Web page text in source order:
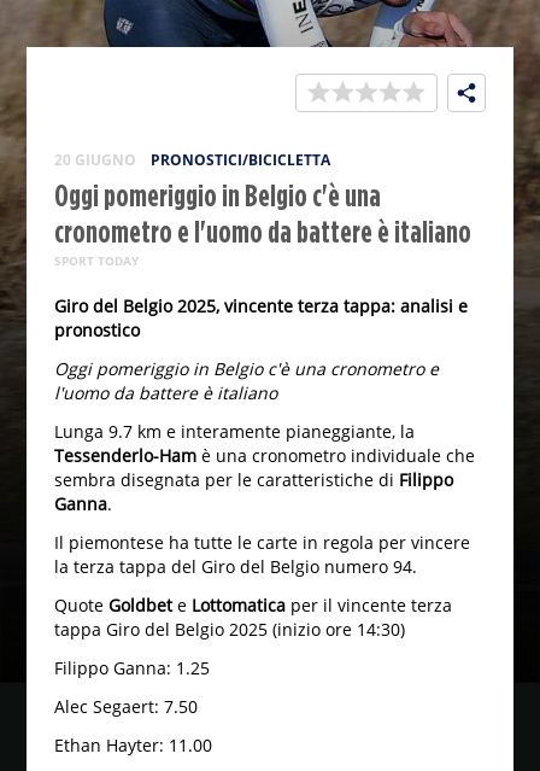
20 GIUGNO PRONOSTICI/BICICLETTA
Oggi pomeriggio in Belgio c'è una
cronometro e l'uomo da battere è italiano
SPORT TODAY
Giro del Belgio 2025, vincente terza tappa: analisi e
pronostico
Oggi pomeriggio in Belgio c'è una cronometro e
l'uomo da battere è italiano
Lunga 9.7 km e interamente pianeggiante, la
Tessenderlo-Ham è una cronometro individuale che
sembra disegnata per le caratteristiche di Filippo
Ganna.
Il piemontese ha tutte le carte in regola per vincere
la terza tappa del Giro del Belgio numero 94.
Quote Goldbete Lottomaticaper il vincente terza
tappa Giro del Belgio 2025 (inizio ore 14:30)
Filippo Ganna: 1.25
Alec Segaert: 7.50
Ethan Hayter: 11.00